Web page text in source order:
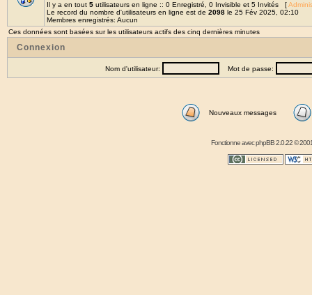
Il y a en tout 5 utilisateurs en ligne :: 0 Enregistré, 0 Invisible et 5 Invités [
Le record du nombre d'utilisateurs en ligne est de 2098 le 25 Fév 2025, 02:10
Membres enregistrés: Aucun
Ces données sont basées sur les utilisateurs actifs des cinq dernières minutes
Connexion
Nom d'utilisateur: Mot de passe:
Nouveaux messages
Fonctionne avecphpBB2.0.22 ©